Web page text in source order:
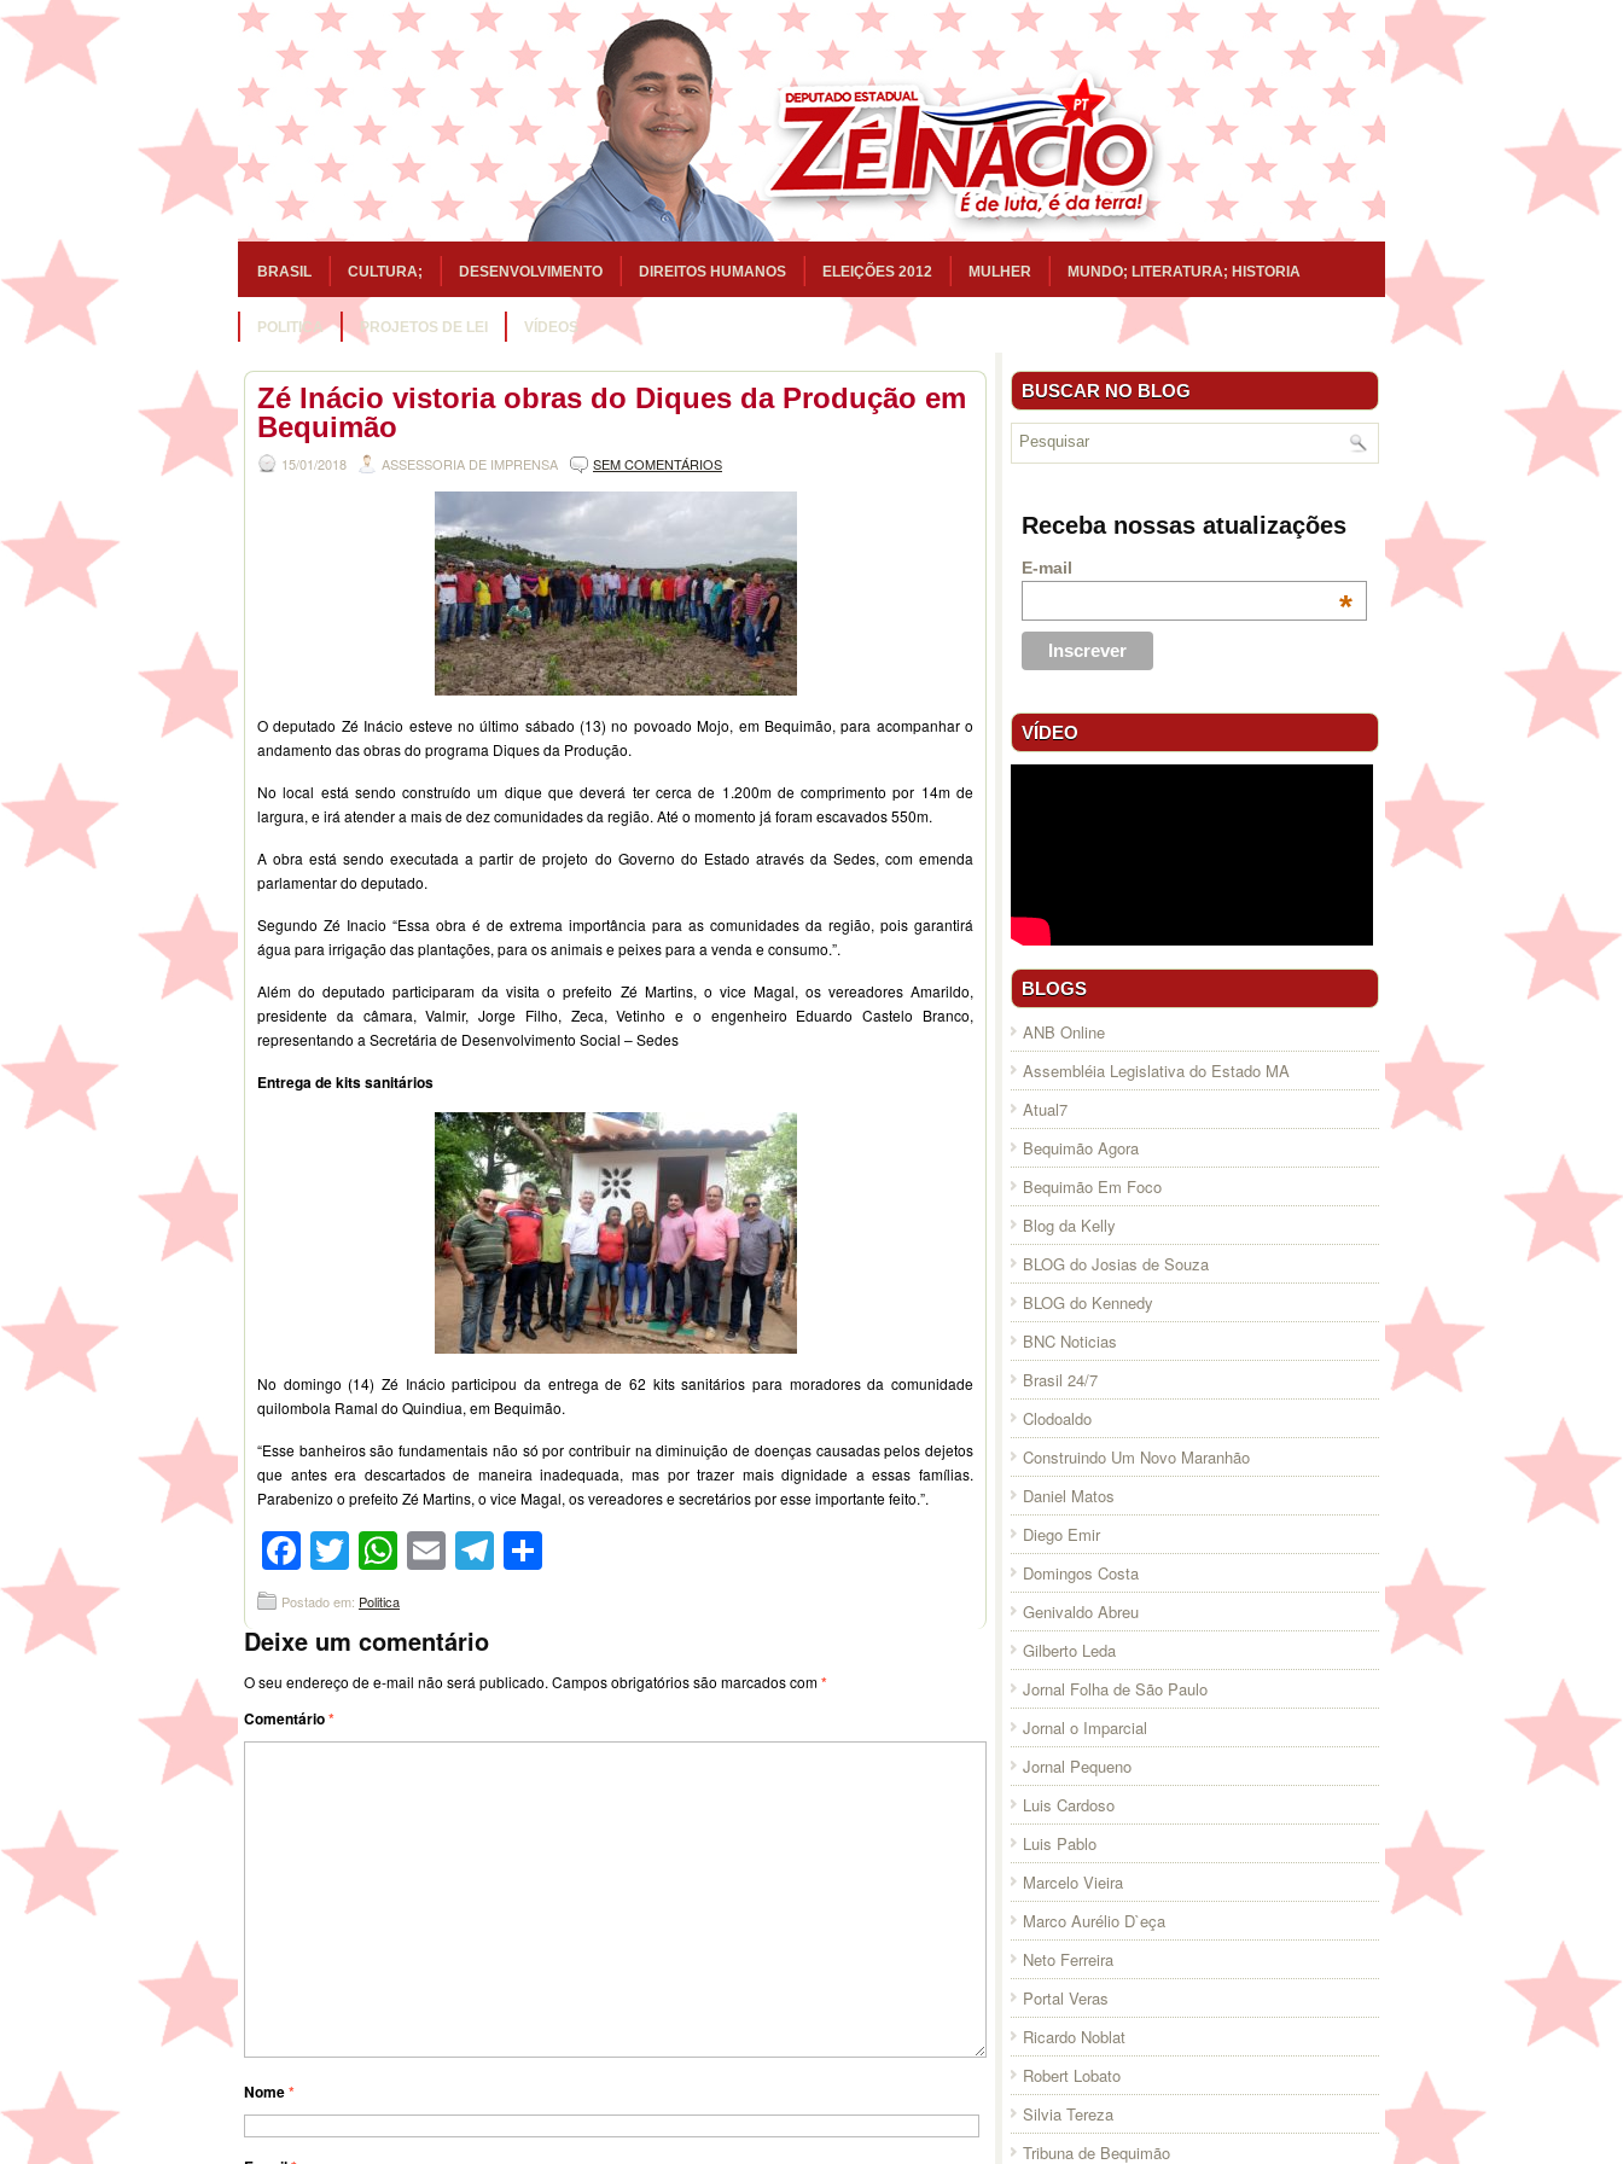
BRASIL CULTURA; DESENVOLVIMENTO DIREITOS HUMANOS ELEIÇÕES 2012 MULHER MUNDO; LITERATURA; HISTORIA
POLITICA PROJETOS DE LEI VÍDEOS
Zé Inácio vistoria obras do Diques da Produção em
Bequimão
15/01/2018 ASSESSORIA DE IMPRENSA SEM COMENTÁRIOS
O deputado Zé Inácio esteve no último sábado (13) no povoado Mojo, em Bequimão, para acompanhar o
andamento das obras do programa Diques da Produção.
No local está sendo construído um dique que deverá ter cerca de 1.200m de comprimento por 14m de
largura, e irá atender a mais de dez comunidades da região. Até o momento já foram escavados 550m.
A obra está sendo executada a partir de projeto do Governo do Estado através da Sedes, com emenda
parlamentar do deputado.
Segundo Zé Inacio “Essa obra é de extrema importância para as comunidades da região, pois garantirá
água para irrigação das plantações, para os animais e peixes para a venda e consumo.”.
Além do deputado participaram da visita o prefeito Zé Martins, o vice Magal, os vereadores Amarildo,
presidente da câmara, Valmir, Jorge Filho, Zeca, Vetinho e o engenheiro Eduardo Castelo Branco,
representando a Secretária de Desenvolvimento Social – Sedes
Entrega de kits sanitários
No domingo (14) Zé Inácio participou da entrega de 62 kits sanitários para moradores da comunidade
quilombola Ramal do Quindiua, em Bequimão.
“Esse banheiros são fundamentais não só por contribuir na diminuição de doenças causadas pelos dejetos
que antes era descartados de maneira inadequada, mas por trazer mais dignidade a essas famílias.
Parabenizo o prefeito Zé Martins, o vice Magal, os vereadores e secretários por esse importante feito.”.
Facebook
Twitter
WhatsApp
EmailTelegram
Postado em: Politica
Deixe um comentário
O seu endereço de e-mail não será publicado. Campos obrigatórios são marcados com*
Comentário*
Nome*
BUSCAR NO BLOG
Receba nossas atualizações
E-mail
*
VÍDEO
BLOGS
ANB Online
Assembléia Legislativa do Estado MA
Atual7
Bequimão Agora
Bequimão Em Foco
Blog da Kelly
BLOG do Josias de Souza
BLOG do Kennedy
BNC Noticias
Brasil 24/7
Clodoaldo
Construindo Um Novo Maranhão
Daniel Matos
Diego Emir
Domingos Costa
Genivaldo Abreu
Gilberto Leda
Jornal Folha de São Paulo
Jornal o Imparcial
Jornal Pequeno
Luis Cardoso
Luis Pablo
Marcelo Vieira
Marco Aurélio D`eça
Neto Ferreira
Portal Veras
Ricardo Noblat
Robert Lobato
Silvia Tereza
Tribuna de Bequimão